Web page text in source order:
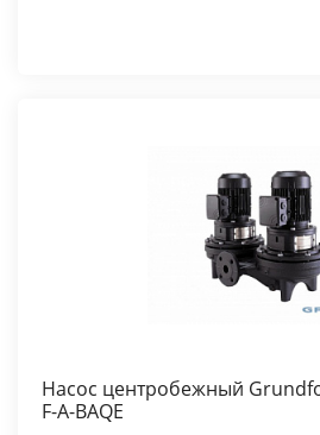
Насос центробежный
F-A-BAQE